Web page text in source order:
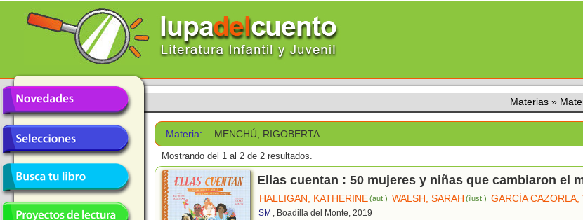
Materias »
Materia: MENCHÚ, RIGOBERTA
Mostrando del 1 al 2 de 2 resultados.
Ellas cuentan : 50 mujeres y niñas que cambiaron el
HALLIGAN, KATHERINE(aut.) WALSH, SARAH (ilust.) GARCÍA CAZORLA,
SM , Boadilla del Monte, 2019